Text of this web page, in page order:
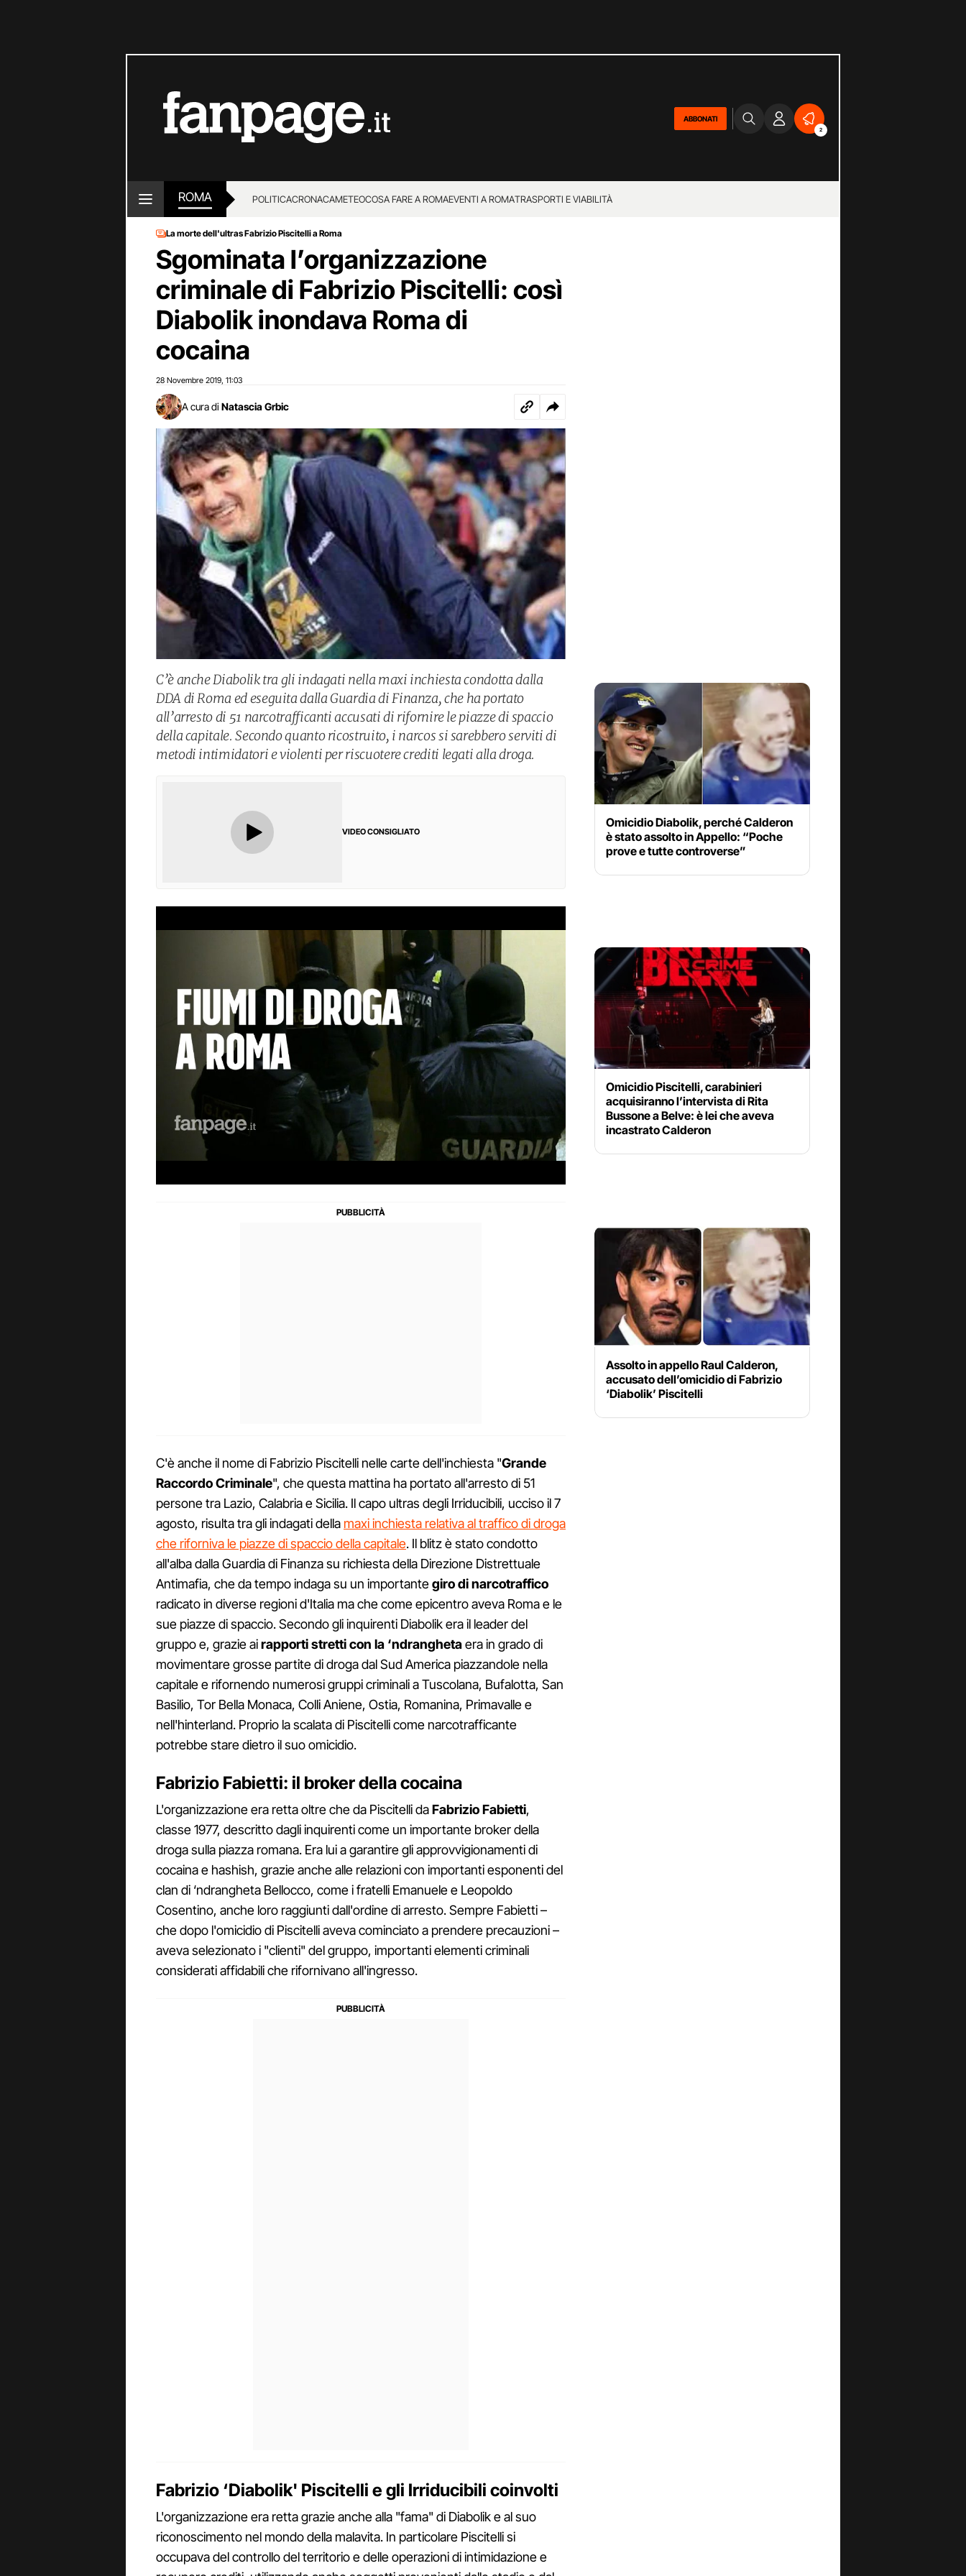
ABBONATI
2
ROMA POLITICACRONACAMETEOCOSA FARE A ROMAEVENTI A ROMATRASPORTI E VIABILITÀ
La morte dell'ultras Fabrizio Piscitelli a Roma
Sgominata l’organizzazione
criminale di Fabrizio Piscitelli: così
Diabolik inondava Roma di
cocaina
28 Novembre 2019 11:03
A cura di Natascia Grbic
C’è anche Diabolik tra gli indagati nella maxi inchiesta condotta dalla
DDA di Roma ed eseguita dalla Guardia di Finanza, che ha portato
all’arresto di 51 narcotrafficanti accusati di rifornire le piazze di spaccio
della capitale. Secondo quanto ricostruito, i narcos si sarebbero serviti di
metodi intimidatori e violenti per riscuotere crediti legati alla droga.
VIDEO CONSIGLIATO
C'è anche il nome di Fabrizio Piscitelli nelle carte dell'inchiesta "Grande
Raccordo Criminale", che questa mattina ha portato all'arresto di 51
persone tra Lazio, Calabria e Sicilia. Il capo ultras degli Irriducibili, ucciso il 7
agosto, risulta tra gli indagati della maxi inchiesta relativa al traffico di droga
che riforniva le piazze di spaccio della capitale. Il blitz è stato condotto
all'alba dalla Guardia di Finanza su richiesta della Direzione Distrettuale
Antimafia, che da tempo indaga su un importantegiro di narcotraffico
radicato in diverse regioni d'Italia ma che come epicentro aveva Roma e le
sue piazze di spaccio. Secondo gli inquirenti Diabolik era il leader del
gruppo e, grazie airapporti stretti con la ‘ndranghetaera in grado di
movimentare grosse partite di droga dal Sud America piazzandole nella
capitale e rifornendo numerosi gruppi criminali a Tuscolana, Bufalotta, San
Basilio, Tor Bella Monaca, Colli Aniene, Ostia, Romanina, Primavalle e
nell'hinterland. Proprio la scalata di Piscitelli come narcotrafficante
potrebbe stare dietro il suo omicidio.
Fabrizio Fabietti: il broker della cocaina
L'organizzazione era retta oltre che da Piscitelli daFabrizio Fabietti,
classe 1977, descritto dagli inquirenti come un importante broker della
droga sulla piazza romana. Era lui a garantire gli approvvigionamenti di
cocaina e hashish, grazie anche alle relazioni con importanti esponenti del
clan di ‘ndrangheta Bellocco, come i fratelli Emanuele e Leopoldo
Cosentino, anche loro raggiunti dall'ordine di arresto. Sempre Fabietti –
che dopo l'omicidio di Piscitelli aveva cominciato a prendere precauzioni –
aveva selezionato i "clienti" del gruppo, importanti elementi criminali
considerati affidabili che rifornivano all'ingresso.
Fabrizio ‘Diabolik' Piscitelli e gli Irriducibili coinvolti
L'organizzazione era retta grazie anche alla "fama" di Diabolik e al suo
riconoscimento nel mondo della malavita. In particolare Piscitelli si
occupava del controllo del territorio e delle operazioni di intimidazione e
Omicidio Diabolik, perché Calderon
è stato assolto in Appello: “Poche
prove e tutte controverse”
Omicidio Piscitelli, carabinieri
acquisiranno l’intervista di Rita
Bussone a Belve: è lei che aveva
incastrato Calderon
Assolto in appello Raul Calderon,
accusato dell’omicidio di Fabrizio
‘Diabolik’ Piscitelli